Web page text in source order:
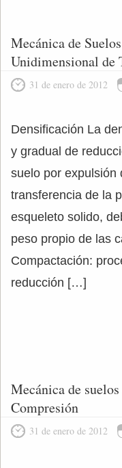
Mecánica de
Unidimensional de
31 de enero de 2012
Densificación La
y gradual de
suelo por expulsión
transferencia de la
esqueleto solido,
peso propio de las
Compactación:
reducción […]
Mecánica de
Compresión
31 de enero de 2012